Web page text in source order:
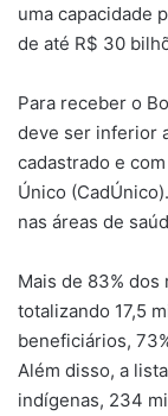
uma capacidade
de até R$ 30
Para receber o
deve ser inferior
cadastrado e
Único
nas áreas de
Mais de 83%
totalizando 17,5
beneficiários,
Além disso, a
indígenas, 234